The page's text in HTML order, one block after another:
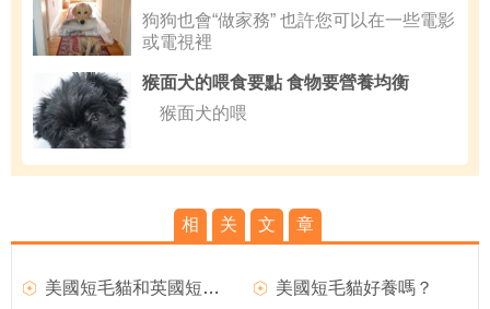
狗狗也會“做家務” 也許您可以在一些電影
或電視裡
猴面犬的喂食要點 食物要營養均衡
猴面犬的喂
相 关 文 章
美國短毛貓和英國短毛貓,英國短毛貓的購買經驗 美國短毛貓好養嗎？